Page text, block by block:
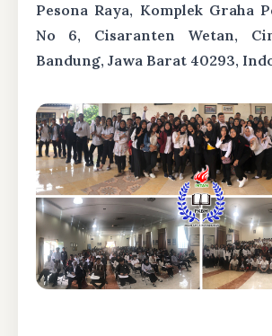
Pesona Raya, Komplek Graha
No 6, Cisaranten Wetan,
Bandung, Jawa Barat 40293,